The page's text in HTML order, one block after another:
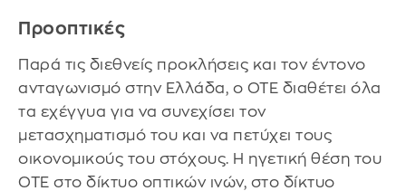
Προοπτικές
Παρά τις διεθνείς προκλήσεις και τον έντονο
ανταγωνισμό στην Ελλάδα, ο ΟΤΕ διαθέτει όλα
τα εχέγγυα για να συνεχίσει τον
μετασχηματισμό του και να πετύχει τους
οικονομικούς του στόχους. Η ηγετική θέση του
ΟΤΕ στο δίκτυο οπτικών ινών, στο δίκτυο